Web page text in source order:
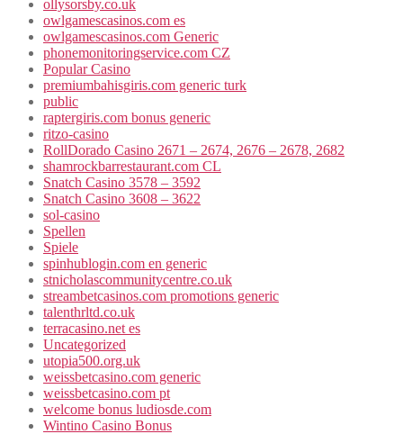
ollysorsby.co.uk
owlgamescasinos.com es
owlgamescasinos.com Generic
phonemonitoringservice.com CZ
Popular Casino
premiumbahisgiris.com generic turk
public
raptergiris.com bonus generic
ritzo-casino
RollDorado Casino 2671 – 2674, 2676 – 2678, 2682
shamrockbarrestaurant.com CL
Snatch Casino 3578 – 3592
Snatch Casino 3608 – 3622
sol-casino
Spellen
Spiele
spinhublogin.com en generic
stnicholascommunitycentre.co.uk
streambetcasinos.com promotions generic
talenthrltd.co.uk
terracasino.net es
Uncategorized
utopia500.org.uk
weissbetcasino.com generic
weissbetcasino.com pt
welcome bonus ludiosde.com
Wintino Casino Bonus